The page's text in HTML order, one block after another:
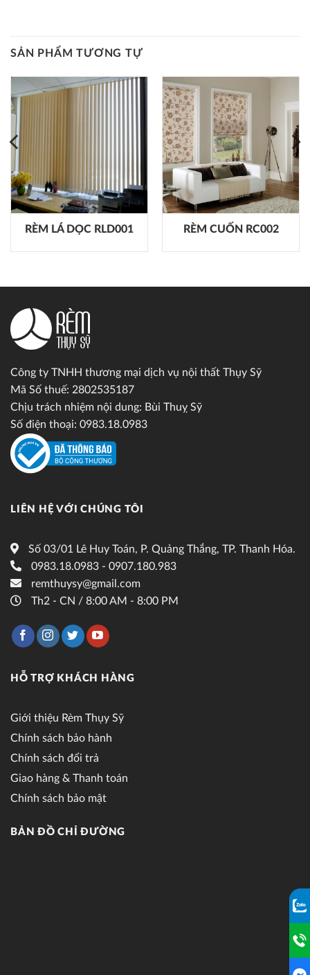
SẢN PHẨM TƯƠNG TỰ
RÈM LÁ DỌC RLD001 RÈM CUỐN RC002
Công ty TNHH thương mại dịch vụ nội thất Thụy Sỹ
Mã Số thuế: 2802535187
Chịu trách nhiệm nội dung: Bùi Thuỵ Sỹ
Số điện thoại: 0983.18.0983
LIÊN HỆ VỚI CHÚNG TÔI
Số 03/01 Lê Huy Toán, P. Quảng Thắng, TP. Thanh Hóa.
0983.18.0983 - 0907.180.983
remthuysy@gmail.com
Th2 - CN / 8:00 AM - 8:00 PM
HỖ TRỢ KHÁCH HÀNG
Giới thiệu Rèm Thụy Sỹ
Chính sách bảo hành
Chính sách đổi trả
Giao hàng & Thanh toán
Chính sách bảo mật
BẢN ĐỒ CHỈ ĐƯỜNG